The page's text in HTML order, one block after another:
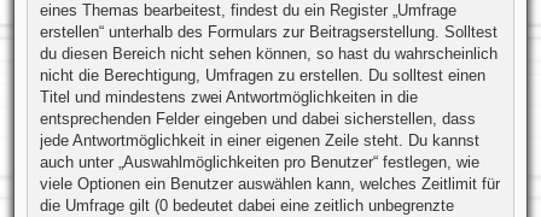
eines Themas bearbeitest, findest du ein Register „Umfrage
erstellen“ unterhalb des Formulars zur Beitragserstellung. Solltest
du diesen Bereich nicht sehen können, so hast du wahrscheinlich
nicht die Berechtigung, Umfragen zu erstellen. Du solltest einen
Titel und mindestens zwei Antwortmöglichkeiten in die
entsprechenden Felder eingeben und dabei sicherstellen, dass
jede Antwortmöglichkeit in einer eigenen Zeile steht. Du kannst
auch unter „Auswahlmöglichkeiten pro Benutzer“ festlegen, wie
viele Optionen ein Benutzer auswählen kann, welches Zeitlimit für
die Umfrage gilt (0 bedeutet dabei eine zeitlich unbegrenzte